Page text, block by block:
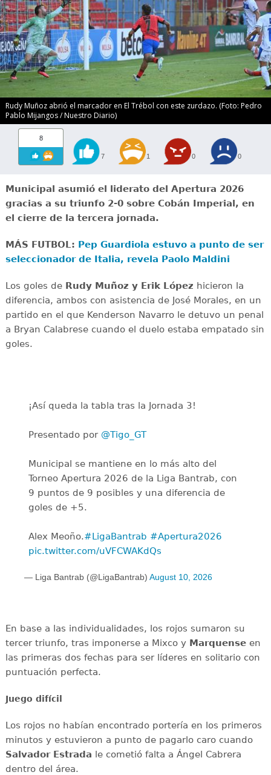
Rudy Muñoz abrió el marcador en El Trébol con este zurdazo. (Foto: Pedro
Pablo Mijangos / Nuestro Diario)
8
7 1 0 0
Municipal asumió el liderato del Apertura 2026
gracias a su triunfo 2-0 sobre Cobán Imperial, en
el cierre de la tercera jornada.
MÁS FUTBOL: Pep Guardiola estuvo a punto de ser
seleccionador de Italia, revela Paolo Maldini
Los goles de Rudy Muñoz y Erik López hicieron la
diferencia, ambos con asistencia de José Morales, en un
partido en el que Kenderson Navarro le detuvo un penal
a Bryan Calabrese cuando el duelo estaba empatado sin
goles.
¡Así queda la tabla tras la Jornada 3!
Presentado por @Tigo_GT
Municipal se mantiene en lo más alto del
Torneo Apertura 2026 de la Liga Bantrab, con
9 puntos de 9 posibles y una diferencia de
goles de +5.
Alex Meoño.#LigaBantrab #Apertura2026
pic.twitter.com/uVFCWAKdQs
— Liga Bantrab (@LigaBantrab) August 10, 2026
En base a las individualidades, los rojos sumaron su
tercer triunfo, tras imponerse a Mixco y Marquenseen
las primeras dos fechas para ser líderes en solitario con
puntuación perfecta.
Juego difícil
Los rojos no habían encontrado portería en los primeros
minutos y estuvieron a punto de pagarlo caro cuando
Salvador Estrada le cometió falta a Ángel Cabrera
dentro del área.